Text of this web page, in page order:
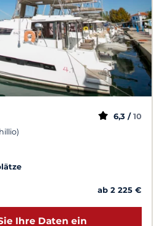
6,3 / 10
ab 2 225 €
Ihre Daten ein